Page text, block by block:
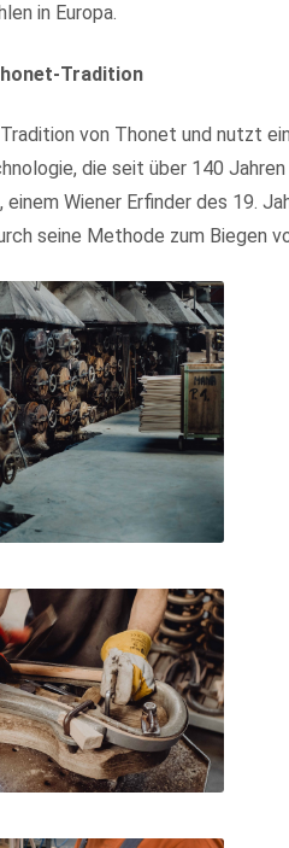
in Europa.
Tradition
von Thonet und nutzt
die seit über 140
einem Wiener Erfinder des 19.
seine Methode zum Biegen